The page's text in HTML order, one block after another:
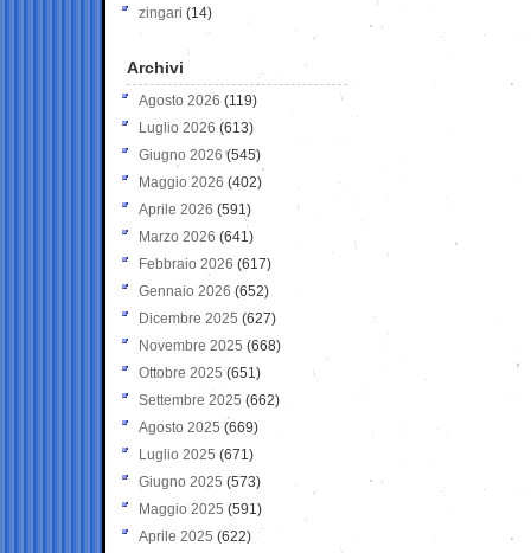
zingari (14)
Archivi
Agosto 2026 (119)
Luglio 2026 (613)
Giugno 2026 (545)
Maggio 2026 (402)
Aprile 2026 (591)
Marzo 2026 (641)
Febbraio 2026 (617)
Gennaio 2026 (652)
Dicembre 2025 (627)
Novembre 2025 (668)
Ottobre 2025 (651)
Settembre 2025 (662)
Agosto 2025 (669)
Luglio 2025 (671)
Giugno 2025 (573)
Maggio 2025 (591)
Aprile 2025 (622)